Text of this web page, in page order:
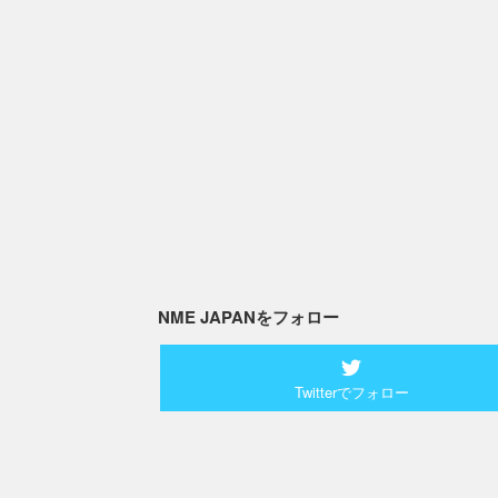
NME JAPANをフォロー
Twitterでフォロー